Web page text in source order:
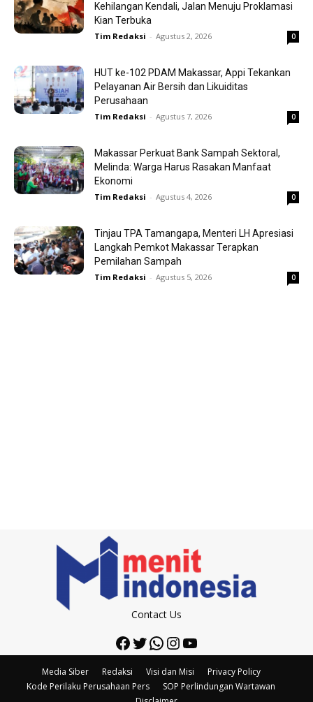
Kehilangan Kendali, Jalan Menuju Proklamasi
Kian Terbuka
Tim Redaksi - Agustus 2, 2026 0
HUT ke-102 PDAM Makassar, Appi Tekankan
Pelayanan Air Bersih dan Likuiditas
Perusahaan
Tim Redaksi - Agustus 7, 2026 0
Makassar Perkuat Bank Sampah Sektoral,
Melinda: Warga Harus Rasakan Manfaat
Ekonomi
Tim Redaksi - Agustus 4, 2026 0
Tinjau TPA Tamangapa, Menteri LH Apresiasi
Langkah Pemkot Makassar Terapkan
Pemilahan Sampah
Tim Redaksi - Agustus 5, 2026 0
Contact Us
Facebook
Twitter
WhatsApp
Instagram
YouTube
Media Siber Redaksi Visi dan Misi
Privacy Policy
Kode Perilaku Perusahaan Pers
SOP Perlindungan Wartawan